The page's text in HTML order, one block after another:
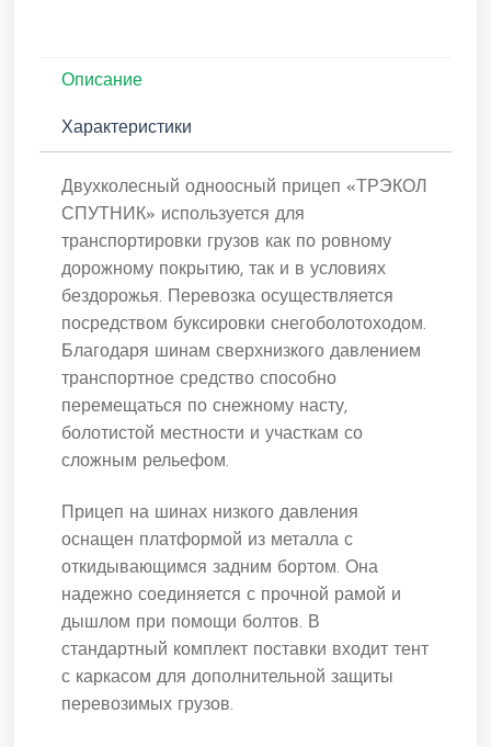
Описание
Характеристики
Двухколесный одноосный прицеп «ТРЭКОЛ
СПУТНИК» используется для
транспортировки грузов как по ровному
дорожному покрытию, так и в условиях
бездорожья. Перевозка осуществляется
посредством буксировки снегоболотоходом.
Благодаря шинам сверхнизкого давлением
транспортное средство способно
перемещаться по снежному насту,
болотистой местности и участкам со
сложным рельефом.
Прицеп на шинах низкого давления
оснащен платформой из металла с
откидывающимся задним бортом. Она
надежно соединяется с прочной рамой и
дышлом при помощи болтов. В
стандартный комплект поставки входит тент
с каркасом для дополнительной защиты
перевозимых грузов.